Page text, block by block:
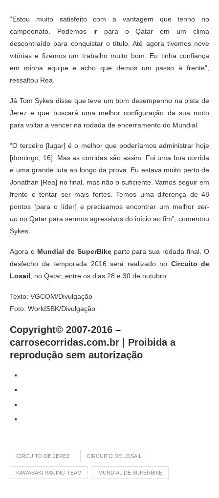
“Estou muito satisfeito com a vantagem que tenho no
campeonato. Podemos ir para o Qatar em um clima
descontraído para conquistar o título. Até agora tivemos nove
vitórias e fizemos um trabalho muito bom. Eu tinha confiança
em minha equipe e acho que demos um passo à frente”,
ressaltou Rea.
Já Tom Sykes disse que teve um bom desempenho na pista de
Jerez e que buscará uma melhor configuração da sua moto
para voltar a vencer na rodada de encerramento do Mundial.
“O terceiro [lugar] é o melhor que poderíamos administrar hoje
[domingo, 16]. Mas as corridas são assim. Foi uma boa corrida
e uma grande luta ao longo da prova. Eu estava muito perto de
Jonathan [Rea] no final, mas não o suficiente. Vamos seguir em
frente e tentar ser mais fortes. Temos uma diferença de 48
pontos [para o líder] e precisamos encontrar um melhor set-
up no Qatar para sermos agressivos do início ao fim”, comentou
Sykes.
Agora o Mundial de SuperBikeparte para sua rodada final. O
desfecho da temporada 2016 será realizado no Circuito de
Losail , no Qatar, entre os dias 28 e 30 de outubro.
Texto: VGCOM/Divulgação
Foto: WorldSBK/Divulgação
Copyright© 2007-2016 –
carrosecorridas.com.br |
Proibida a
reprodução sem autorização
CIRCUITO DE JEREZ CIRCUITO DE LOSAIL
KAWASAKI RACING TEAM MUNDIAL DE SUPERBIKE